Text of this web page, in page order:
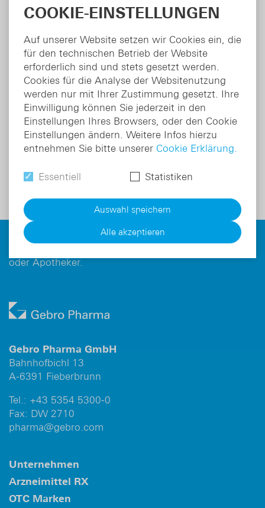
Colidimin®
Fachbereich:Gastroenterologie
Indikation:Intestinales Antibiotikum
Wirkstoff:Rifaximin
Über Wirkungen und mögliche unerwünschte
oder Apotheker.
Gebro Pharma GmbH
Bahnhofbichl 13
A-6391 Fieberbrunn
Tel.: +43 5354 5300-0
Fax: DW 2710
pharma@gebro.com
Unternehmen
Arzneimittel RX
OTC Marken
COOKIE-EINSTELLUNGEN
Auf unserer Website setzen wir Cookies ein, die
für den technischen Betrieb der Website
erforderlich sind und stets gesetzt werden.
Cookies für die Analyse der Websitenutzung
werden nur mit Ihrer Zustimmung gesetzt. Ihre
Einwilligung können Sie jederzeit in den
Einstellungen Ihres Browsers, oder den Cookie
Einstellungen ändern. Weitere Infos hierzu
entnehmen Sie bitte unserer Cookie Erklärung.
Essentiell Statistiken
Auswahl speichern
Alle akzeptieren